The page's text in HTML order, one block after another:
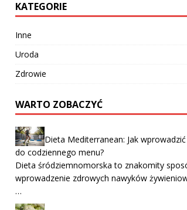
KATEGORIE
Inne
Uroda
Zdrowie
WARTO ZOBACZYĆ
Dieta Mediterranean: Jak
do codziennego menu?
Dieta śródziemnomorska to znakomity
wprowadzenie zdrowych nawyków
…